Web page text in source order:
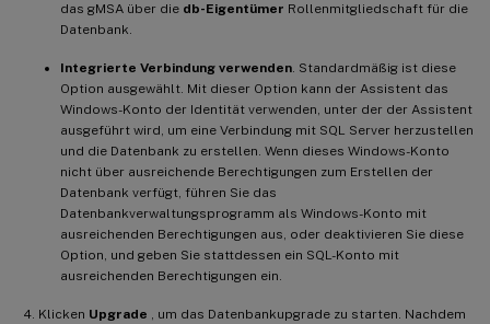
das gMSA über die db-Eigentümer Rollenmitgliedschaft für die
Datenbank.
Integrierte Verbindung verwenden. Standardmäßig ist diese
Option ausgewählt. Mit dieser Option kann der Assistent das
Windows-Konto der Identität verwenden, unter der der Assistent
ausgeführt wird, um eine Verbindung mit SQL Server herzustellen
und die Datenbank zu erstellen. Wenn dieses Windows-Konto
nicht über ausreichende Berechtigungen zum Erstellen der
Datenbank verfügt, führen Sie das
Datenbankverwaltungsprogramm als Windows-Konto mit
ausreichenden Berechtigungen aus, oder deaktivieren Sie diese
Option, und geben Sie stattdessen ein SQL-Konto mit
ausreichenden Berechtigungen ein.
Klicken Upgrade , um das Datenbankupgrade zu starten. Nachdem